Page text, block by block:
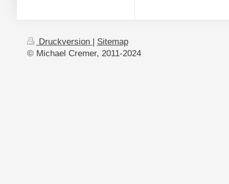
Druckversion | Sitemap
© Michael Cremer, 2011-2024